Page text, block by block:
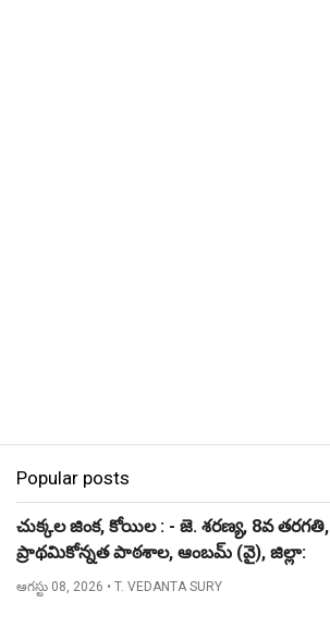
Popular posts
చుక్కల జింక, కోయిల : - జె. శరణ్య, 8వ తరగతి,
ప్రాథమికోన్నత పాఠశాల, ఆంబమ్ (వై), జిల్లా:
నిజామాబాద్.
ఆగస్టు 08, 2026 • T. VEDANTA SURY